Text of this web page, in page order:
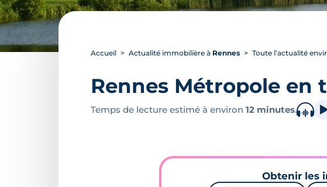
Accueil Actualité immobilière à Rennes Toute l’actualité
Rennes Métropole
Temps de lecture estimé à environ 12 minutes.
Obtenir les